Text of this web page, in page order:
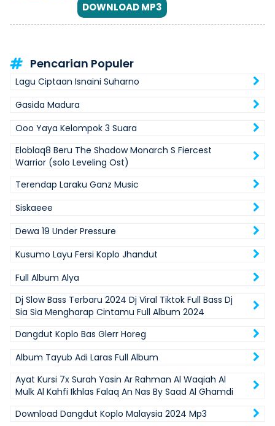
DOWNLOAD MP3
Pencarian Populer
Lagu Ciptaan Isnaini Suharno
Gasida Madura
Ooo Yaya Kelompok 3 Suara
Eloblaq8 Beru The Shadow Monarch S Fiercest
Warrior (solo Leveling Ost)
Terendap Laraku Ganz Music
Siskaeee
Dewa 19 Under Pressure
Kusumo Layu Fersi Koplo Jhandut
Full Album Alya
Dj Slow Bass Terbaru 2024 Dj Viral Tiktok Full Bass Dj
Sia Sia Mengharap Cintamu Full Album 2024
Dangdut Koplo Bas Glerr Horeg
Album Tayub Adi Laras Full Album
Ayat Kursi 7x Surah Yasin Ar Rahman Al Waqiah Al
Mulk Al Kahfi Ikhlas Falaq An Nas By Saad Al Ghamdi
Download Dangdut Koplo Malaysia 2024 Mp3